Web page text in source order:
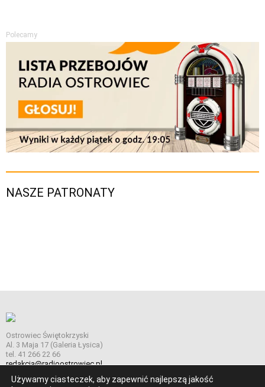
Polecamy
NASZE PATRONATY
Ostrowiec Świętokrzyski
Al. 3 Maja 17 (Galeria Łysica)
tel. 41 266 22 66
redakcja@radioostrowiec.pl
Używamy ciasteczek, aby zapewnić najlepszą jakość